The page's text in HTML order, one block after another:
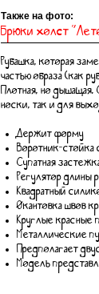
Также на фото:
Брюки холст
Рубашка, которая
частью образа (как
Плотная, но
носки, так и для
Держит форму
Воротник-стойка
Супатная
Регулятор длины
Квадратный
Окантовка швов
Круглые красные
Металлические
Предполагает
Модель